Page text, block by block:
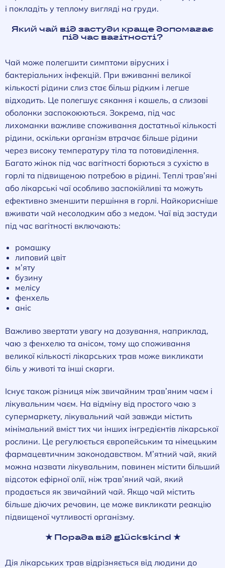
і покладіть у теплому вигляді на груди.
Який чай від застуди краще допомагає
під час вагітності?
Чай може полегшити симптоми вірусних і
бактеріальних інфекцій. При вживанні великої
кількості рідини слиз стає більш рідким і легше
відходить. Це полегшує сякання і кашель, а слизові
оболонки заспокоюються. Зокрема, під час
лихоманки важливе споживання достатньої кількості
рідини, оскільки організм втрачає більше рідини
через високу температуру тіла та потовиділення.
Багато жінок під час вагітності борються з сухістю в
горлі та підвищеною потребою в рідині. Теплі трав’яні
або лікарські чаї особливо заспокійливі та можуть
ефективно зменшити першіння в горлі. Найкорисніше
вживати чай несолодким або з медом. Чаї від застуди
під час вагітності включають:
ромашку
липовий цвіт
м’яту
бузину
мелісу
фенхель
аніс
Важливо звертати увагу на дозування, наприклад,
чаю з фенхелю та анісом, тому що споживання
великої кількості лікарських трав може викликати
біль у животі та інші скарги.
Існує також різниця між звичайним трав’яним чаєм і
лікувальним чаєм. На відміну від простого чаю з
супермаркету, лікувальний чай завжди містить
мінімальний вміст тих чи інших інгредієнтів лікарської
рослини. Це регулюється європейським та німецьким
фармацевтичним законодавством. М’ятний чай, який
можна назвати лікувальним, повинен містити більший
відсоток ефірної олії, ніж трав’яний чай, який
продається як звичайний чай. Якщо чай містить
більше діючих речовин, це може викликати реакцію
підвищеної чутливості організму.
★ Порада від glückskind ★
Дія лікарських трав відрізняється від людини до